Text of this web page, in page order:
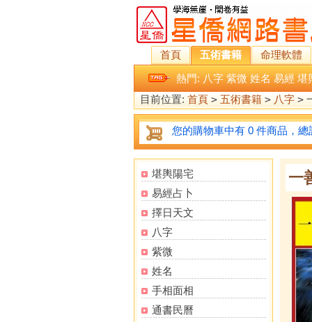
首頁 五術書籍 命理軟體
熱門: 八字 紫微 姓名 易經 堪
目前位置: 首頁 > 五術書籍 > 八字 >
您的購物車中有 0 件商品，總
堪輿陽宅
易經占卜
擇日天文
八字
紫微
姓名
手相面相
通書民曆
一